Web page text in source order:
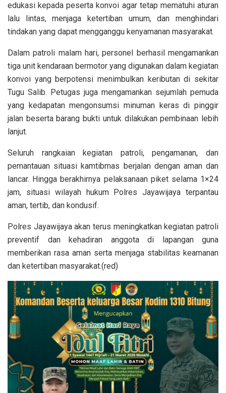
edukasi kepada peserta konvoi agar tetap mematuhi aturan
lalu lintas, menjaga ketertiban umum, dan menghindari
tindakan yang dapat mengganggu kenyamanan masyarakat.
Dalam patroli malam hari, personel berhasil mengamankan
tiga unit kendaraan bermotor yang digunakan dalam kegiatan
konvoi yang berpotensi menimbulkan keributan di sekitar
Tugu Salib. Petugas juga mengamankan sejumlah pemuda
yang kedapatan mengonsumsi minuman keras di pinggir
jalan beserta barang bukti untuk dilakukan pembinaan lebih
lanjut.
Seluruh rangkaian kegiatan patroli, pengamanan, dan
pemantauan situasi kamtibmas berjalan dengan aman dan
lancar. Hingga berakhirnya pelaksanaan piket selama 1×24
jam, situasi wilayah hukum Polres Jayawijaya terpantau
aman, tertib, dan kondusif.
Polres Jayawijaya akan terus meningkatkan kegiatan patroli
preventif dan kehadiran anggota di lapangan guna
memberikan rasa aman serta menjaga stabilitas keamanan
dan ketertiban masyarakat.(red)